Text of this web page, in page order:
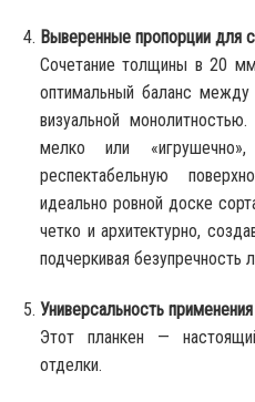
Выверенные пропорции для
Сочетание толщины в 20
оптимальный баланс между
визуальной
мелко или
респектабельную
идеально ровной доске
четко и архитектурно,
подчеркивая безупречность
Универсальность
Этот планкен —
отделки.